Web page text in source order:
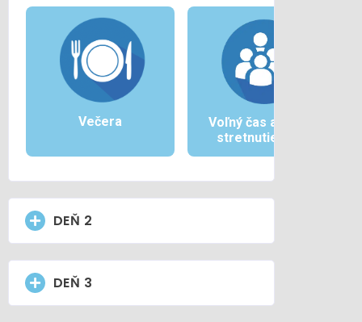
Večera
Voľný čas a/alebo
stretnutie tímu
DEŇ 2
DEŇ 3